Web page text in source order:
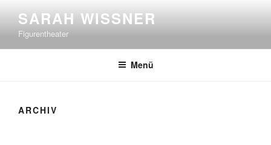
Inhalt
springen
SARAH WISSNER
Figurentheater
Menü
ARCHIV